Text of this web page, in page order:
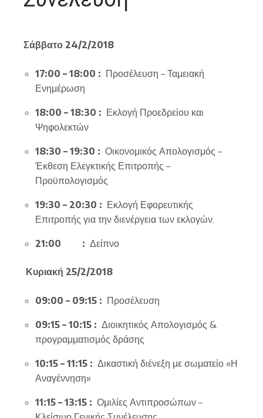
Σάββατο 24/2/2018
17:00 – 18:00 : Προσέλευση – Ταμειακή
Ενημέρωση
18:00 – 18:30 : Εκλογή Προεδρείου και
Ψηφολεκτών
18:30 – 19:30 : Οικονομικός Απολογισμός –
Έκθεση Ελεγκτικής Επιτροπής –
Προϋπολογισμός
19:30 – 20:30 : Εκλογή Εφορευτικής
Επιτροπής για την διενέργεια των εκλογών.
21:00 : Δείπνο
Κυριακή 25/2/2018
09:00 – 09:15 : Προσέλευση
09:15 – 10:15 : Διοικητικός Απολογισμός &
προγραμματισμός δράσης
10:15 – 11:15 : Δικαστική διένεξη με σωματείο «Η
Αναγέννηση»
11:15 – 13:15 : Ομιλίες Αντιπροσώπων –